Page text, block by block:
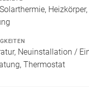
Heizkörper,
Neuinstallation /
Thermostat